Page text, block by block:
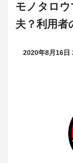
モノタロ
夫？利用者
2020年8月16日